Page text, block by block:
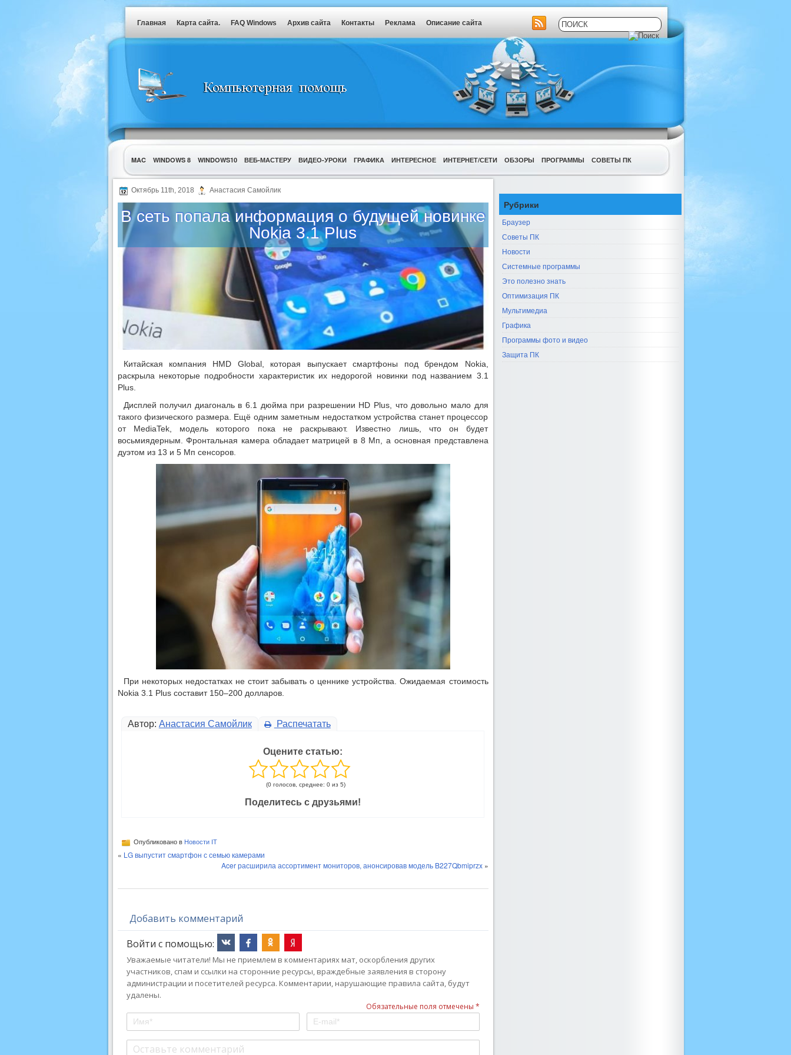
Главная Карта сайта. FAQ Windows Архив сайта Контакты Реклама Описание сайта
MAC WINDOWS 8 WINDOWS10 ВЕБ-МАСТЕРУ ВИДЕО-УРОКИ ГРАФИКА ИНТЕРЕСНОЕ ИНТЕРНЕТ/СЕТИ ОБЗОРЫ ПРОГРАММЫ СОВЕТЫ ПК
УТИЛИТЫ
Октябрь 11th, 2018 Анастасия Самойлик
В сеть попала информация о будущей новинке
Nokia 3.1 Plus
Китайская компания HMD Global, которая выпускает смартфоны под брендом Nokia,
раскрыла некоторые подробности характеристик их недорогой новинки под названием 3.1
Plus.
Дисплей получил диагональ в 6.1 дюйма при разрешении HD Plus, что довольно мало для
такого физического размера. Ещё одним заметным недостатком устройства станет процессор
от MediaTek, модель которого пока не раскрывают. Известно лишь, что он будет
восьмиядерным. Фронтальная камера обладает матрицей в 8 Мп, а основная представлена
дуэтом из 13 и 5 Мп сенсоров.
При некоторых недостатках не стоит забывать о ценнике устройства. Ожидаемая стоимость
Nokia 3.1 Plus составит 150–200 долларов.
Автор: Анастасия Самойлик Распечатать
Оцените статью:
(0 голосов, среднее: 0 из 5)
Поделитесь с друзьями!
Опубликовано в Новости IT
« LG выпустит смартфон с семью камерами
Acer расширила ассортимент мониторов, анонсировав модель B227Qbmiprzx»
Добавить комментарий
Войти с помощью:
Уважаемые читатели! Мы не приемлем в комментариях мат, оскорбления других
участников, спам и ссылки на сторонние ресурсы, враждебные заявления в сторону
администрации и посетителей ресурса. Комментарии, нарушающие правила сайта, будут
удалены.
Обязательные поля отмечены *
Рубрики
Браузер
Советы ПК
Новости
Системные программы
Это полезно знать
Оптимизация ПК
Мультимедиа
Графика
Программы фото и видео
Защита ПК